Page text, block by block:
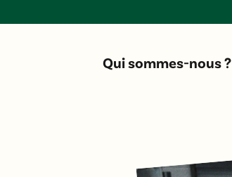
Qui sommes-nous ?